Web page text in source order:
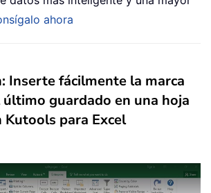
ahora
Inserte fácilmente la marca
guardado en una hoja
Kutools para Excel